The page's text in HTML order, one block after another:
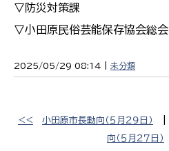
▽防災対策課
▽小田原民俗芸能保存協会総会
2025/05/29 08:14 | 未分類
<< 小田原市長動向（５月２９日）
向（５月２７日）